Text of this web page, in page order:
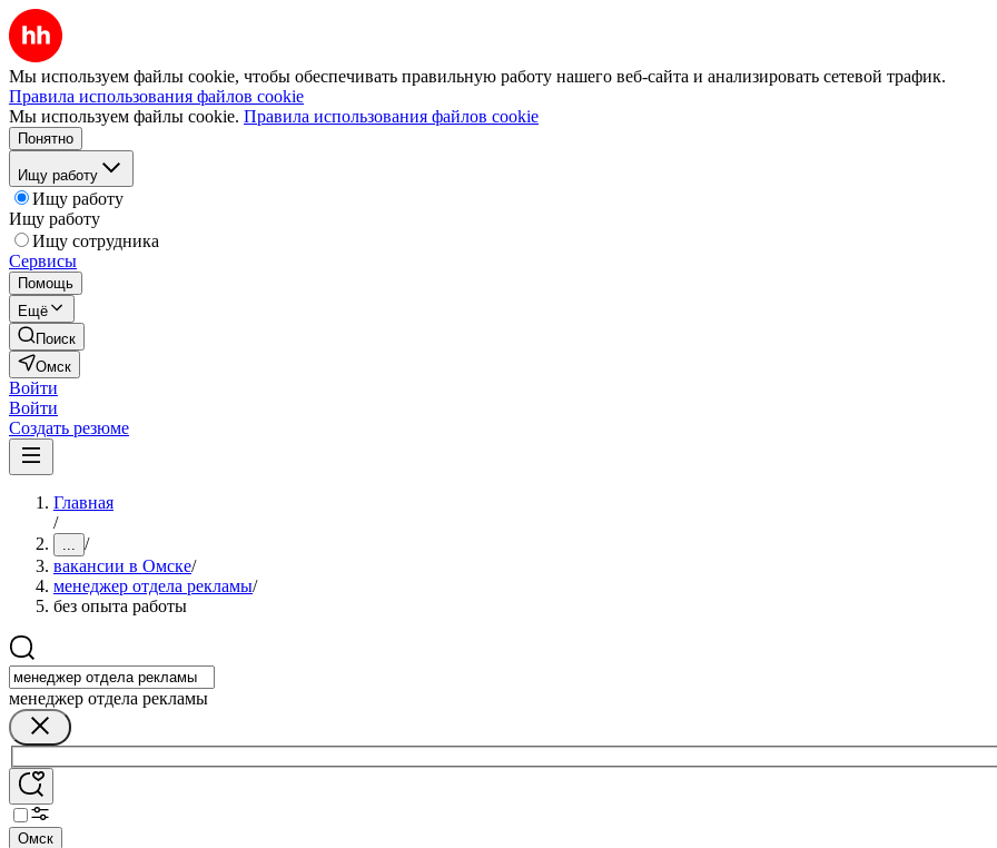
Мы используем файлы cookie, чтобы обеспечивать правильную работу нашего веб-сайта и анализировать сетевой трафик.
Правила использования файлов cookie
Мы используем файлы cookie. Правила использования файлов cookie
Понятно
Ищу работу
Ищу работу
Ищу работу
Ищу сотрудника
Сервисы
Помощь
Ещё
Поиск
Омск
Войти
Войти
Создать резюме
Главная
/
... /
вакансии в Омске/
менеджер отдела рекламы/
без опыта работы
менеджер отдела рекламы
Омск